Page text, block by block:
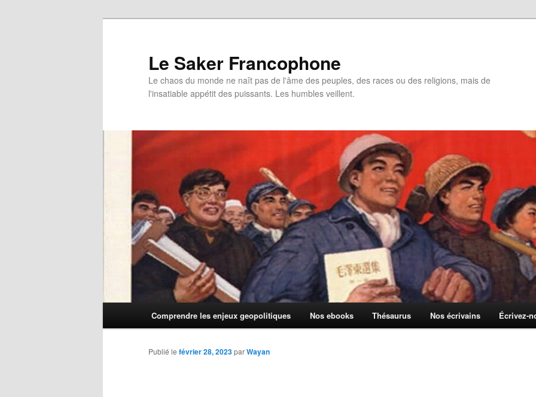
Le Saker Francophone
Le chaos du monde ne naît pas de l'âme des peuples, des races ou des religions, mais de
l'insatiable appétit des puissants. Les humbles veillent.
Comprendre les enjeux geopolitiques Nos ebooks Thésaurus Nos écrivains Écrivez-
Publié le février 28, 2023parWayan